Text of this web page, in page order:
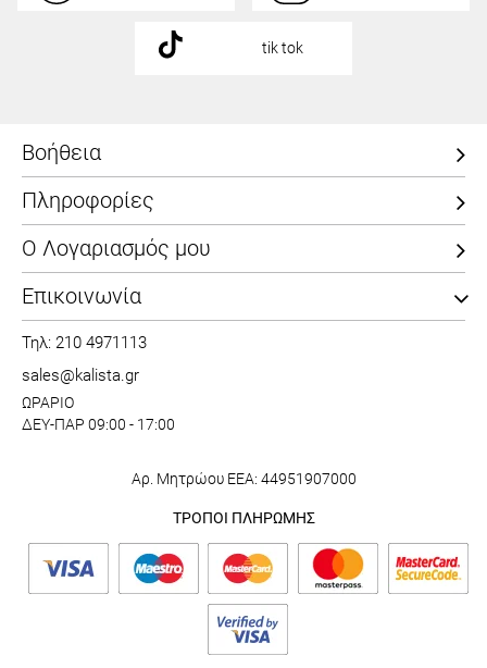
tik tok
Βοήθεια
Πληροφορίες
Ο Λογαριασμός μου
Επικοινωνία
Τηλ: 210 4971113
sales@kalista.gr
ΩΡΑΡΙΟ
ΔΕΥ-ΠΑΡ 09:00 - 17:00
Αρ. Μητρώου ΕΕΑ: 44951907000
ΤΡΟΠΟΙ ΠΛΗΡΩΜΗΣ